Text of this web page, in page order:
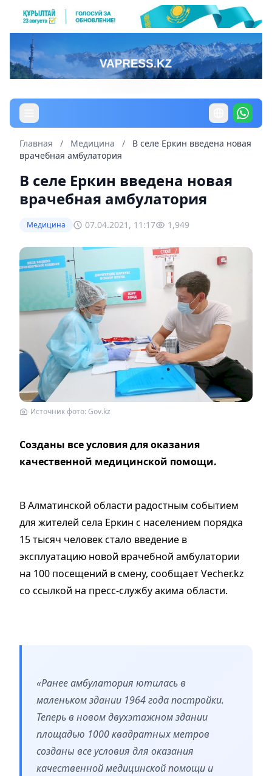
Главная / Медицина /
В селе Еркин введена новая
врачебная амбулатория
В селе Еркин введена новая
врачебная амбулатория
Медицина 07.04.2021, 11:17 1,949
Источник фото: Gov.kz
Созданы все условия для оказания
качественной медицинской помощи.
В Алматинской области радостным событием
для жителей села Еркин с населением порядка
15 тысяч человек стало введение в
эксплуатацию новой врачебной амбулатории
на 100 посещений в смену, сообщает Vecher.kz
со ссылкой на пресс-службу акима области.
«Ранее амбулатория ютилась в
маленьком здании 1964 года постройки.
Теперь в новом двухэтажном здании
площадью 1000 квадратных метров
созданы все условия для оказания
качественной медицинской помощи и